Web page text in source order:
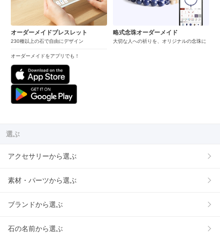
オーダーメイドブレスレット
230種以上の石で自由にデザイン
オーダーメイドをアプリでも！
略式念珠オーダーメイド
大切な人への祈りを、オリジナルの念珠に
選ぶ
アクセサリーから選ぶ
素材・パーツから選ぶ
ブランドから選ぶ
石の名前から選ぶ